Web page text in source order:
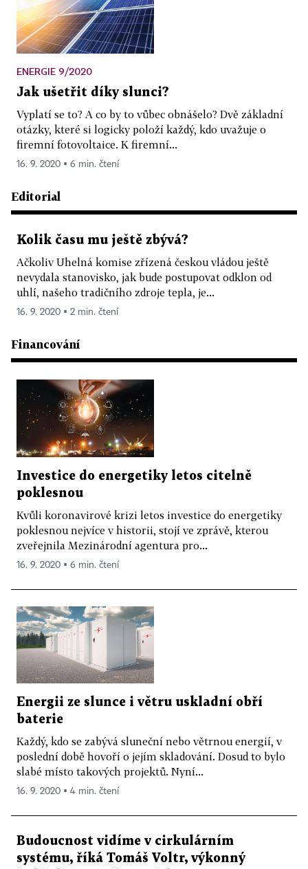
ENERGIE 9/2020
Jak ušetřit díky slunci?
Vyplatí se to? A co by to vůbec obnášelo? Dvě základní
otázky, které si logicky položí každý, kdo uvažuje o
firemní fotovoltaice. K firemní...
16. 9. 2020 ▪ 6 min. čtení
Editorial
Kolik času mu ještě zbývá?
Ačkoliv Uhelná komise zřízená českou vládou ještě
nevydala stanovisko, jak bude postupovat odklon od
uhlí, našeho tradičního zdroje tepla, je...
16. 9. 2020 ▪ 2 min. čtení
Financování
Investice do energetiky letos citelně
poklesnou
Kvůli koronavirové krizi letos investice do energetiky
poklesnou nejvíce v historii, stojí ve zprávě, kterou
zveřejnila Mezinárodní agentura pro...
16. 9. 2020 ▪ 6 min. čtení
Energii ze slunce i větru uskladní obří
baterie
Každý, kdo se zabývá sluneční nebo větrnou energií, v
poslední době hovoří o jejím skladování. Dosud to bylo
slabé místo takových projektů. Nyní...
16. 9. 2020 ▪ 4 min. čtení
Budoucnost vidíme v cirkulárním
systému, říká Tomáš Voltr, výkonný